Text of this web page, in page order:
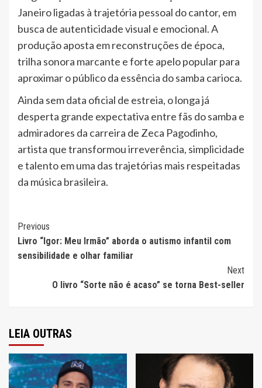
Janeiro ligadas à trajetória pessoal do cantor, em
busca de autenticidade visual e emocional. A
produção aposta em reconstruções de época,
trilha sonora marcante e forte apelo popular para
aproximar o público da essência do samba carioca.
Ainda sem data oficial de estreia, o longa já
desperta grande expectativa entre fãs do samba e
admiradores da carreira de Zeca Pagodinho,
artista que transformou irreverência, simplicidade
e talento em uma das trajetórias mais respeitadas
da música brasileira.
Continue
Reading
Previous
Livro “Igor: Meu Irmão” aborda o autismo infantil com
sensibilidade e olhar familiar
Next
O livro “Sorte não é acaso” se torna Best-seller
LEIA OUTRAS